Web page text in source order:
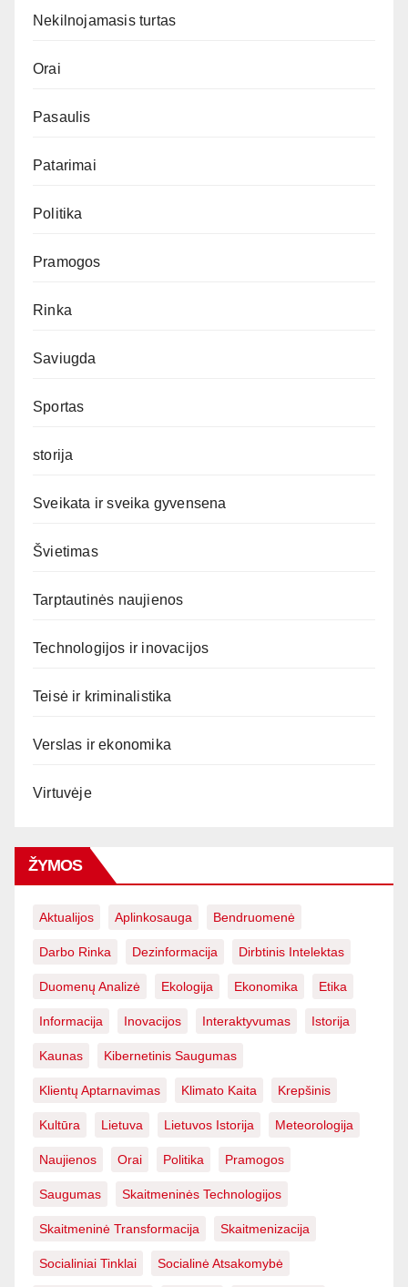
Nekilnojamasis turtas
Orai
Pasaulis
Patarimai
Politika
Pramogos
Rinka
Saviugda
Sportas
storija
Sveikata ir sveika gyvensena
Švietimas
Tarptautinės naujienos
Technologijos ir inovacijos
Teisė ir kriminalistika
Verslas ir ekonomika
Virtuvėje
ŽYMOS
Aktualijos Aplinkosauga Bendruomenė
Darbo Rinka Dezinformacija Dirbtinis Intelektas
Duomenų Analizė Ekologija Ekonomika Etika
Informacija Inovacijos Interaktyvumas Istorija
Kaunas Kibernetinis Saugumas
Klientų Aptarnavimas Klimato Kaita Krepšinis
Kultūra Lietuva Lietuvos Istorija Meteorologija
Naujienos Orai Politika Pramogos
Saugumas Skaitmeninės Technologijos
Skaitmeninė Transformacija Skaitmenizacija
Socialiniai Tinklai Socialinė Atsakomybė